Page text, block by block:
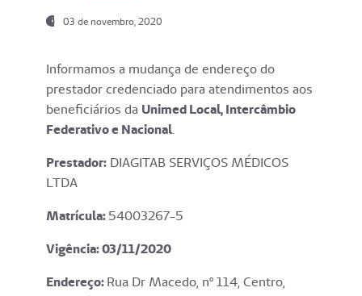
03 de novembro, 2020
Informamos a mudança de endereço do
prestador credenciado para atendimentos aos
beneficiários da Unimed Local, Intercâmbio
Federativo e Nacional.
Prestador: DIAGITAB SERVIÇOS MÉDICOS
LTDA
Matrícula:54003267-5
Vigência: 03/11/2020
Endereço:Rua Dr Macedo, nº 114, Centro,